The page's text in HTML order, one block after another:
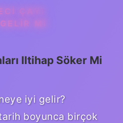
ÇAYI
MI
Iltihap Söker Mi
iyi gelir?
boyunca birçok